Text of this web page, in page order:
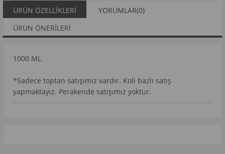
ÜRÜN ÖZELLIKLERI YORUMLAR(0)
ÜRÜN ÖNERILERI
1000 ML
*Sadece toptan satışımız vardır. Koli bazlı satış
yapmaktayız. Perakende satışımız yoktur.